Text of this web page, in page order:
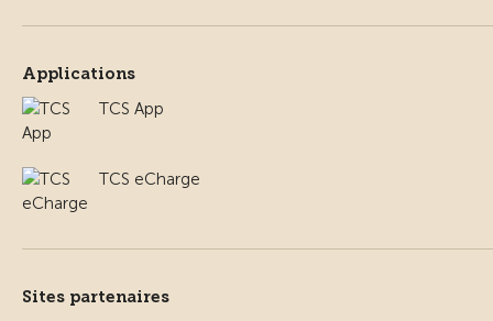
Applications
TCS App
TCS eCharge
Sites partenaires